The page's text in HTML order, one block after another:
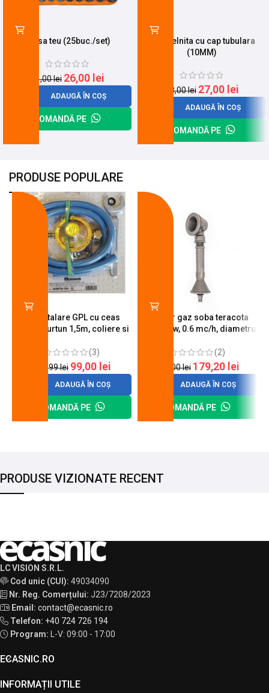
Trusa teu (25buc./set)
31,00lei 26,00 lei
ADAUGĂ ÎN COȘ
COMANDĂ PE
Surubelnita cu cap tubulara
(10MM)
33,00lei 27,00 lei
ADAUGĂ ÎN COȘ
COMANDĂ PE
PRODUSE POPULARE
Kit instalare GPL cu ceas
butelie, furtun 1,5m, coliere si
(3)
120,99lei 99,00 lei
ADAUGĂ ÎN COȘ
COMANDĂ PE
Arzator gaz soba teracota
A600, 6 kw, 0.6 mc/h, diametru
(2)
200,00lei 179,20 lei
ADAUGĂ ÎN COȘ
COMANDĂ PE
PRODUSE VIZIONATE RECENT
LC VISION S.R.L.
Cod unic (CUI): 49034090
Nr. Reg. Comerțului: J23/7208/2023
Email: contact@ecasnic.ro
Telefon: +40 724 726 194
Program:
L-V: 09:00 - 17:00
ECASNIC.RO
INFORMAȚII UTILE